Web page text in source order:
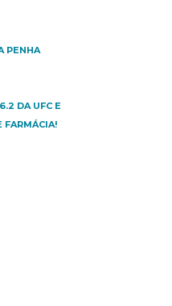
PENHA
DA UFC E
FARMÁCIA!